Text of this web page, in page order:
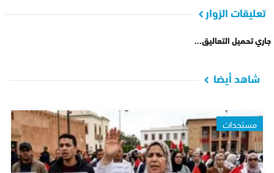
تعليقات الزوار
جاري تحميل التعاليق...
شاهد أيضا
مستجدات